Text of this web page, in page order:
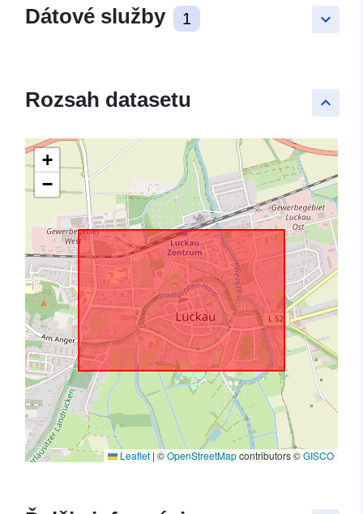
keyboard_arrow_down
Dátové služby 1
keyboard_arrow_up
Rozsah datasetu
+
−
Leaflet | ©OpenStreetMapcontributors ©GISCO